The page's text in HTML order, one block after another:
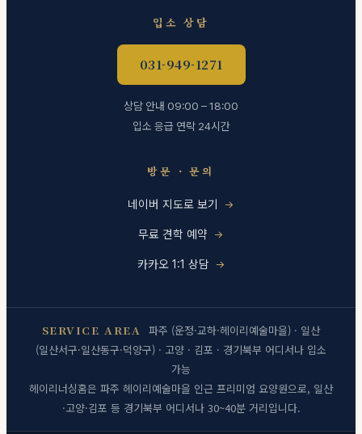
입소 상담
031-949-1271
상담 안내 09:00 – 18:00
입소 응급 연락 24시간
방문 · 문의
네이버 지도로 보기
무료 견학 예약
카카오 1:1 상담
SERVICE AREA 파주 (운정·교하·헤이리예술마을) · 일산
(일산서구·일산동구·덕양구) · 고양 · 김포 · 경기북부 어디서나 입소
가능
헤이리너싱홈은 파주 헤이리예술마을 인근 프리미엄 요양원으로, 일산
·고양·김포 등 경기북부 어디서나 30~40분 거리입니다.